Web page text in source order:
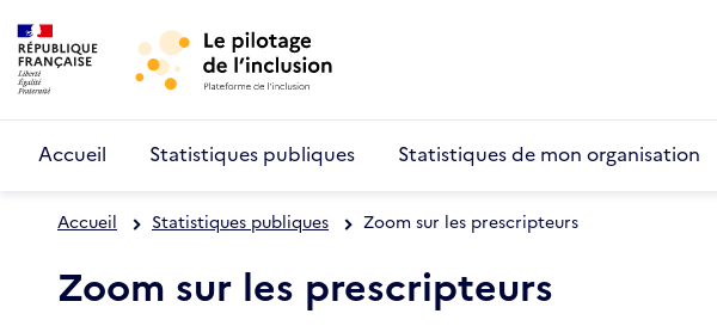
Aller au contenu principal
Accueil Statistiques publiques Statistiques de mon organisation
Accueil Statistiques publiques Zoom sur les prescripteurs
Zoom sur les prescripteurs